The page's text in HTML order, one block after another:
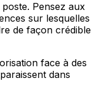
Pensez aux
sur lesquelles
de façon crédible
face à des
dans